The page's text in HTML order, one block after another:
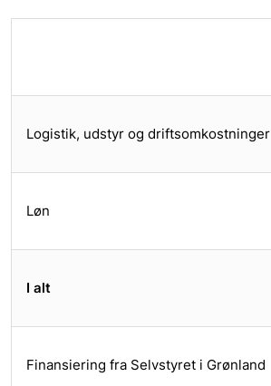
Logistik, udstyr og driftsomkostninger
Løn
I alt
Finansiering fra Selvstyret i Grønland